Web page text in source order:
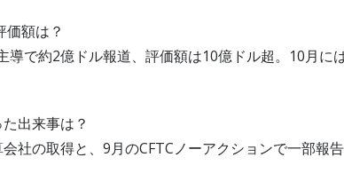
価額は？
導で約2億ドル報道、評価額は10億ドル超。10月に
出来事は？
社の取得と、9月のCFTCノーアクションで一部報